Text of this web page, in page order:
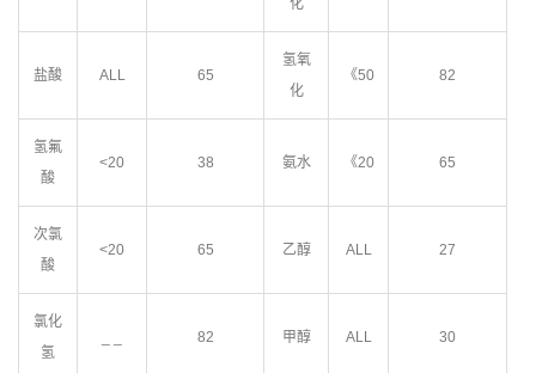
化
盐酸 ALL 65
氢氧
化
《50 82
氢氟
酸
<20 38 氨水 《20 65
次氯
酸
<20 65 乙醇 ALL 27
氯化
氢
82 甲醇 ALL 30